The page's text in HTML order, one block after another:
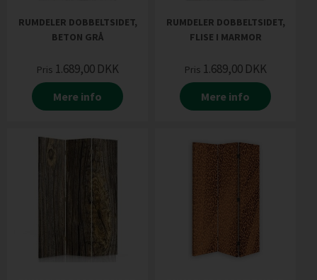
RUMDELER DOBBELTSIDET,
BETON GRÅ
Pris 1.689,00 DKK
Mere info
RUMDELER DOBBELTSIDET,
FLISE I MARMOR
Pris 1.689,00 DKK
Mere info